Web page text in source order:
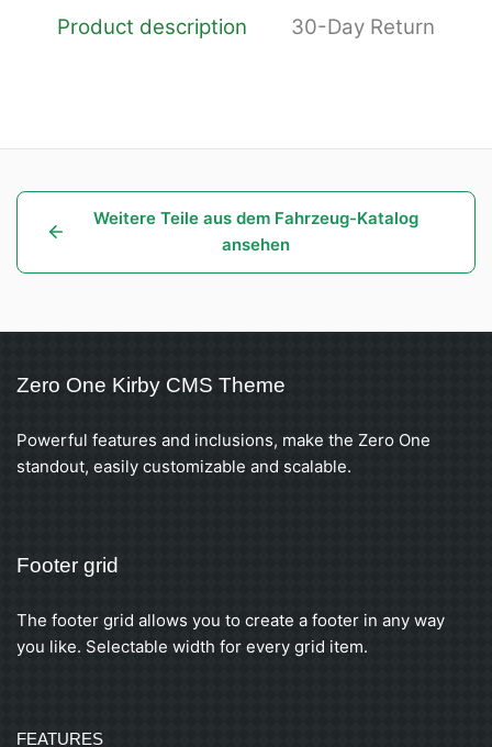
Product description 30-Day Return
Weitere Teile aus dem Fahrzeug-Katalog
ansehen
Zero One Kirby CMS Theme
Powerful features and inclusions, make the Zero One
standout, easily customizable and scalable.
Footer grid
The footer grid allows you to create a footer in any way
you like. Selectable width for every grid item.
FEATURES